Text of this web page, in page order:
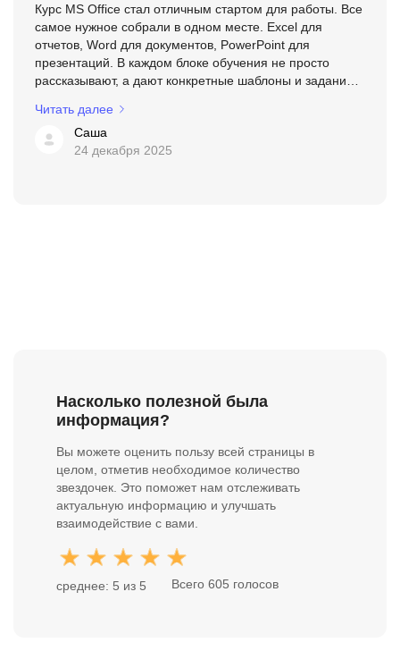
Курс MS Office стал отличным стартом для работы. Все
самое нужное собрали в одном месте. Excel для
отчетов, Word для документов, PowerPoint для
презентаций. В каждом блоке обучения не просто
рассказывают, а дают конкретные шаблоны и задания,
быстро...
Читать далее
Саша
24 декабря 2025
Насколько полезной была
информация?
Вы можете оценить пользу всей страницы в
целом, отметив необходимое количество
звездочек. Это поможет нам отслеживать
актуальную информацию и улучшать
взаимодействие с вами.
среднее: 5 из 5 Всего 605 голосов